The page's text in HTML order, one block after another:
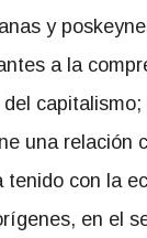
y
a la
una relación
tenido con la
en el